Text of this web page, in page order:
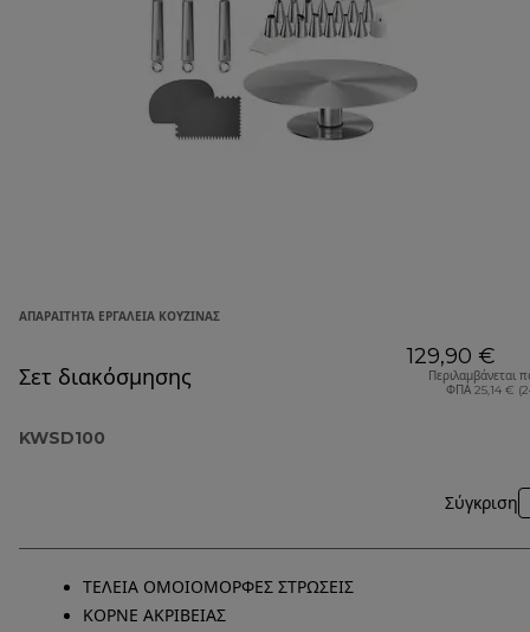
ΑΠΑΡΑΊΤΗΤΑ ΕΡΓΑΛΕΊΑ ΚΟΥΖΊΝΑΣ
Σετ διακόσμησης
KWSD100
129,90 €
Περιλαμβάνεται
ΦΠΑ 25,14 €
Σύγκριση
ΤΕΛΕΙΑ ΟΜΟΙΟΜΟΡΦΕΣ ΣΤΡΩΣΕΙΣ
ΚΟΡΝΕ ΑΚΡΙΒΕΙΑΣ